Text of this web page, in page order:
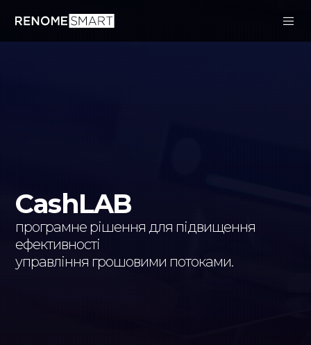
CashLAB
програмне рішення для підвищення
ефективності
управління грошовими потоками.